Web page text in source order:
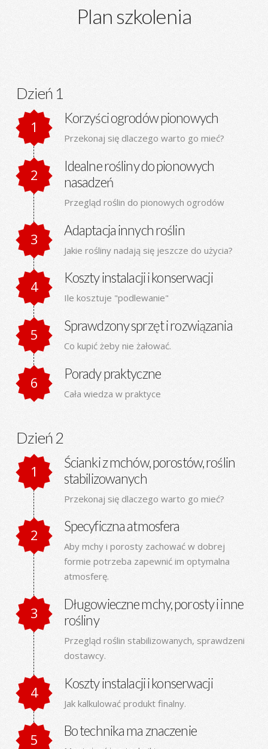
Plan szkolenia
Dzień 1
Korzyści ogrodów pionowych
Przekonaj się dlaczego warto go mieć?
Idealne rośliny do pionowych
nasadzeń
Przegląd roślin do pionowych ogrodów
Adaptacja innych roślin
Jakie rośliny nadają się jeszcze do użycia?
Koszty instalacji i konserwacji
Ile kosztuje "podlewanie"
Sprawdzony sprzęt i rozwiązania
Co kupić żeby nie żałować.
Porady praktyczne
Cała wiedza w praktyce
Dzień 2
Ścianki z mchów, porostów, roślin
stabilizowanych
Przekonaj się dlaczego warto go mieć?
Specyficzna atmosfera
Aby mchy i porosty zachować w dobrej
formie potrzeba zapewnić im optymalna
atmosferę.
Długowieczne mchy, porosty i inne
rośliny
Przegląd roślin stabilizowanych, sprawdzeni
dostawcy.
Koszty instalacji i konserwacji
Jak kalkulować produkt finalny.
Bo technika ma znaczenie